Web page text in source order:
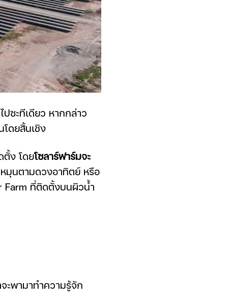
ซะทีเดียว หากกล่าว
ดยสิ้นเชิง
ตั้ง โดยโซลาร์ฟาร์มจะ
มุนตามดวงอาทิตย์ หรือ
Farm ที่ติดตั้งบนผิวน้ำ
ะพามาทำความรู้จัก